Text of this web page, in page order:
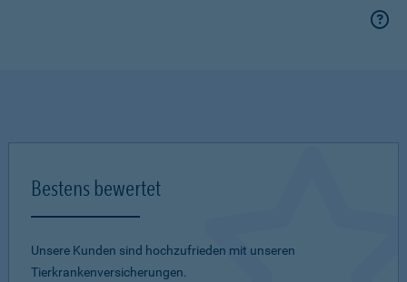
Bestens bewertet
Unsere Kunden sind hochzufrieden mit unseren
Tierkrankenversicherungen.